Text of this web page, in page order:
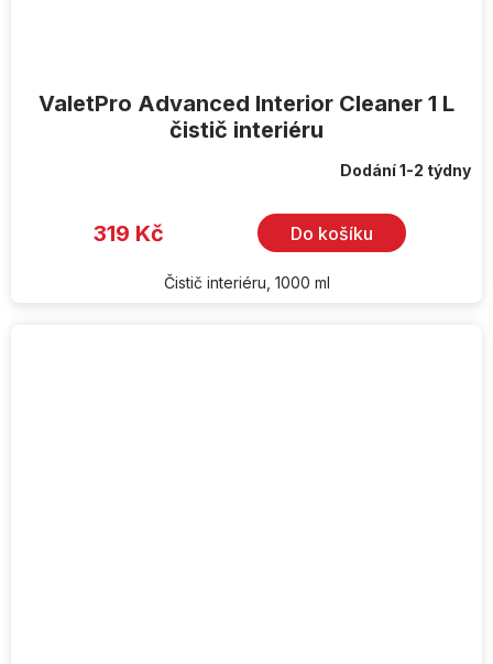
ValetPro Advanced Interior Cleaner 1 L
čistič interiéru
Dodání 1-2 týdny
319 Kč Do košíku
Čistič interiéru, 1000 ml